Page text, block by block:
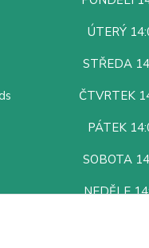
ÚTERÝ
STŘEDA
ČTVRTEK
PÁTEK
SOBOTA
NEDĚLE